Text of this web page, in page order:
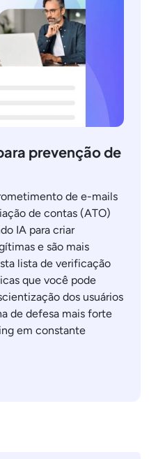
prevenção de
de e-mails
de contas (ATO)
IA para criar
e são mais
lista de verificação
que você pode
dos usuários
de defesa mais forte
em constante